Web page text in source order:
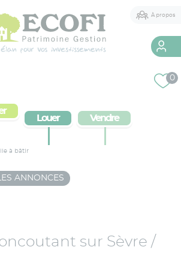
À propos
service
0
Louer Vendre
à bâtir
ANNONCES
sur Sèvre /